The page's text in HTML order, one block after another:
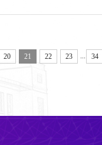
20 21 22 23 34